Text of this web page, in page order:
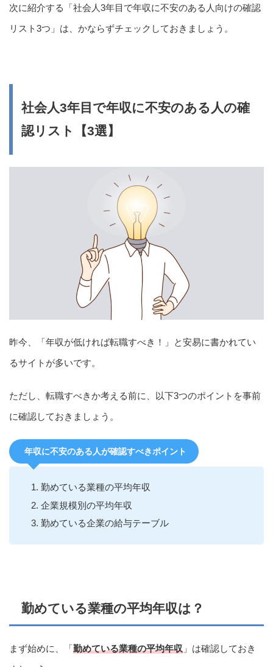
次に紹介する「社会人3年目で年収に不安のある人向けの確認
リスト3つ」は、かならずチェックしておきましょう。
社会人3年目で年収に不安のある人の確
認リスト【3選】
昨今、「年収が低ければ転職すべき！」と安易に書かれてい
るサイトが多いです。
ただし、転職すべきか考える前に、以下3つのポイントを事前
に確認しておきましょう。
年収に不安のある人が確認すべきポイント
勤めている業種の平均年収
企業規模別の平均年収
勤めている企業の給与テーブル
勤めている業種の平均年収は？
まず始めに、「勤めている業種の平均年収 」は確認しておき